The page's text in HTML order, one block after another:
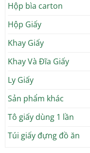
Hộp bìa carton
Hộp Giấy
Khay Giấy
Khay Và Đĩa Giấy
Ly Giấy
Sản phẩm khác
Tô giấy dùng 1 lần
Túi giấy đựng đồ ăn